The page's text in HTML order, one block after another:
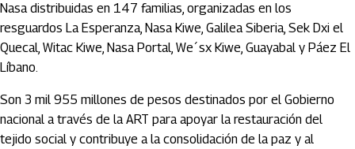
Nasa distribuidas en 147 familias, organizadas en los
resguardos La Esperanza, Nasa Kiwe, Galilea Siberia, Sek Dxi el
Quecal, Witac Kiwe, Nasa Portal, We´sx Kiwe, Guayabal y Páez El
Líbano.
Son 3 mil 955 millones de pesos destinados por el Gobierno
nacional a través de la ART para apoyar la restauración del
tejido social y contribuye a la consolidación de la paz y al